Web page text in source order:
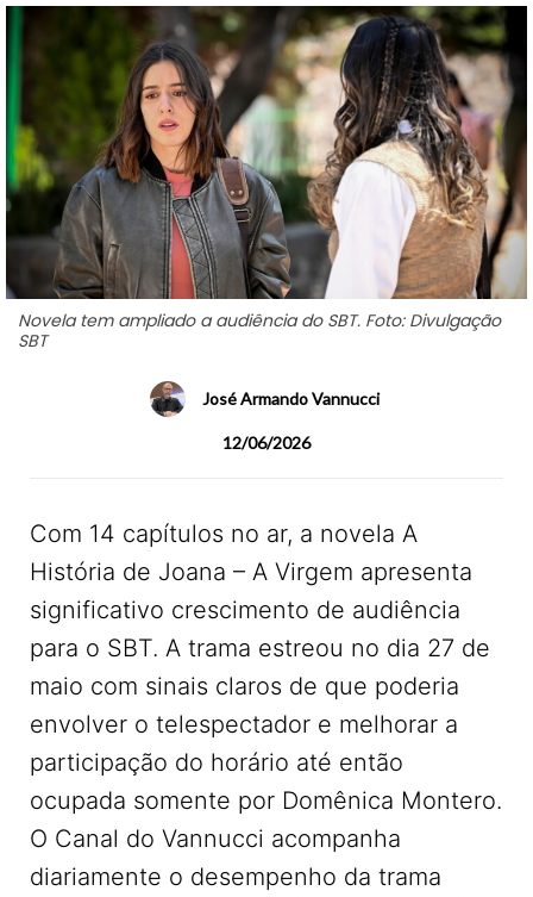
Novela tem ampliado a audiência do SBT. Foto: Divulgação
SBT
José Armando Vannucci
12/06/2026
Com 14 capítulos no ar, a novela A
História de Joana – A Virgem apresenta
significativo crescimento de audiência
para o SBT. A trama estreou no dia 27 de
maio com sinais claros de que poderia
envolver o telespectador e melhorar a
participação do horário até então
ocupada somente por Domênica Montero.
O Canal do Vannucci acompanha
diariamente o desempenho da trama